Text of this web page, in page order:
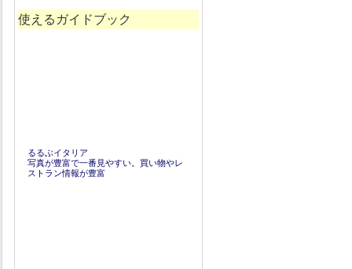
使えるガイドブック
るるぶイタリア
写真が豊富で一番見やすい。買い物やレ
ストラン情報が豊富